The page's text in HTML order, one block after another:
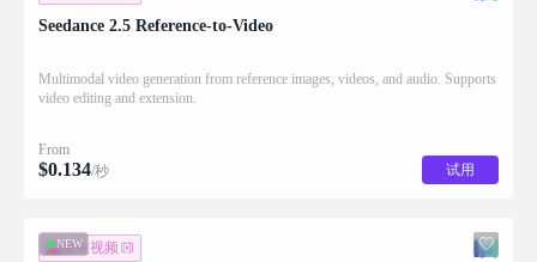
Seedance 2.5 Reference-to-Video
Multimodal video generation from reference images, videos, and audio. Supports
video editing and extension.
From
$0.134/秒 试用
NEW
图生视频